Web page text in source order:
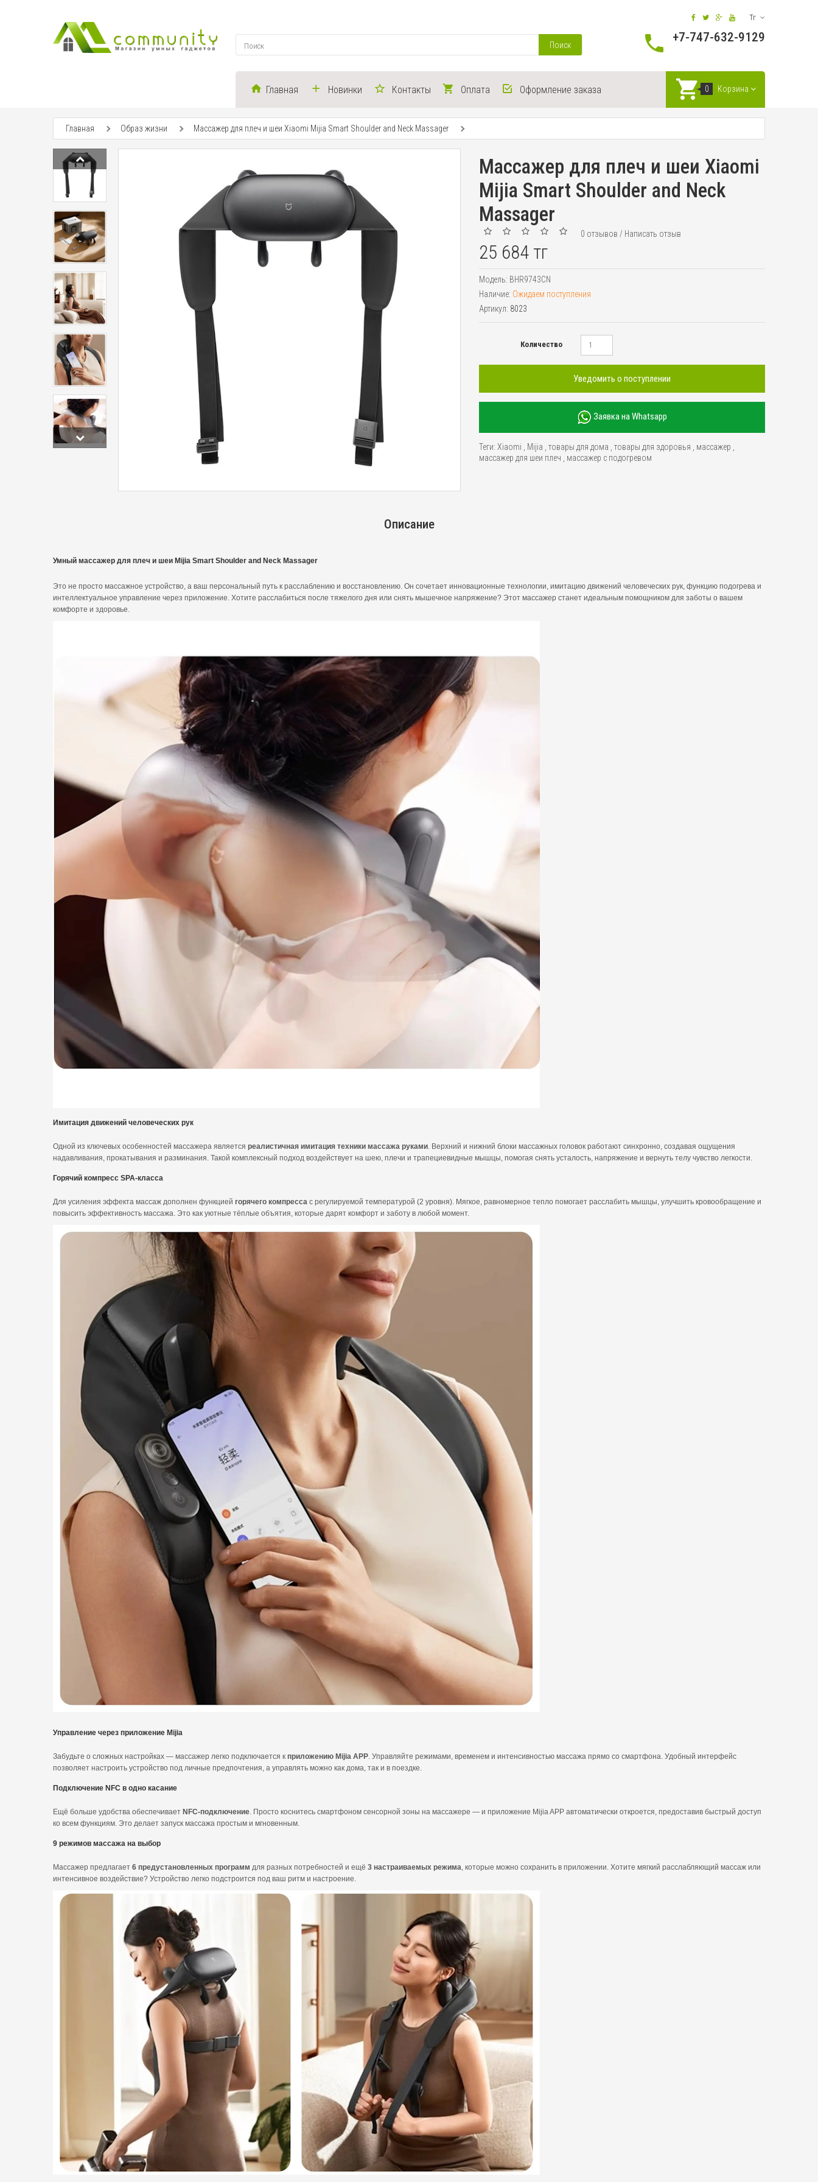
Тг
Поиск
+7-747-632-9129
Главная Новинки Контакты Оплата Оформление заказа 0 Корзина
Главная Образ жизни Массажер для плеч и шеи Xiaomi Mijia Smart Shoulder and Neck Massager
Массажер для плеч и шеи Xiaomi
Mijia Smart Shoulder and Neck
Massager
0 отзывов / Написать отзыв
25 684 тг
Модель: BHR9743CN
Наличие: Ожидаем поступления
Артикул: 8023
Количество
Уведомить о поступлении
Заявка на Whatsapp
Теги: Xiaomi Mijia товары для дома товары для здоровья массажер
массажер для шеи плеч
массажер с подогревом
Описание
Умный массажер для плеч и шеи Mijia Smart Shoulder and Neck Massager
Это не просто массажное устройство, а ваш персональный путь к расслаблению и восстановлению. Он сочетает инновационные технологии, имитацию движений человеческих рук, функцию подогрева и
интеллектуальное управление через приложение. Хотите расслабиться после тяжелого дня или снять мышечное напряжение? Этот массажер станет идеальным помощником для заботы о вашем
комфорте и здоровье.
Имитация движений человеческих рук
Одной из ключевых особенностей массажера является реалистичная имитация техники массажа руками. Верхний и нижний блоки массажных головок работают синхронно, создавая ощущения
надавливания, прокатывания и разминания. Такой комплексный подход воздействует на шею, плечи и трапециевидные мышцы, помогая снять усталость, напряжение и вернуть телу чувство легкости.
Горячий компресс SPA-класса
Для усиления эффекта массаж дополнен функцией горячего компресса с регулируемой температурой (2 уровня). Мягкое, равномерное тепло помогает расслабить мышцы, улучшить кровообращение и
повысить эффективность массажа. Это как уютные тёплые объятия, которые дарят комфорт и заботу в любой момент.
Управление через приложение Mijia
Забудьте о сложных настройках — массажер легко подключается к приложению Mijia APP. Управляйте режимами, временем и интенсивностью массажа прямо со смартфона. Удобный интерфейс
позволяет настроить устройство под личные предпочтения, а управлять можно как дома, так и в поездке.
Подключение NFC в одно касание
Ещё больше удобства обеспечивает NFC-подключение. Просто коснитесь смартфоном сенсорной зоны на массажере — и приложение Mijia APP автоматически откроется, предоставив быстрый доступ
ко всем функциям. Это делает запуск массажа простым и мгновенным.
9 режимов массажа на выбор
Массажер предлагает 6 предустановленных программ для разных потребностей и ещё 3 настраиваемых режима, которые можно сохранить в приложении. Хотите мягкий расслабляющий массаж или
интенсивное воздействие? Устройство легко подстроится под ваш ритм и настроение.